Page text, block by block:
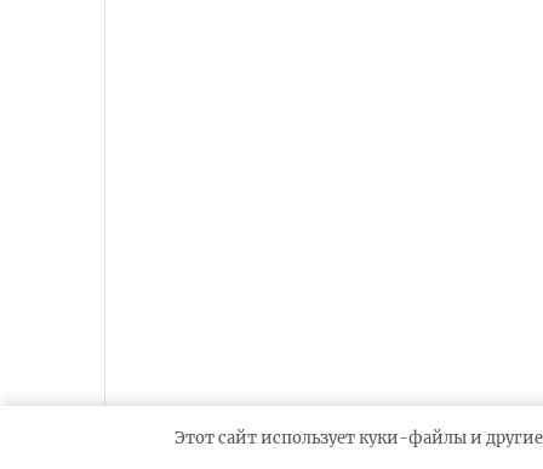
Этот сайт использует куки-файлы и